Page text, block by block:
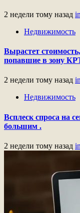
2 недели тому назад
Недвижимость
Вырастет
попавшие в зону
2 недели тому назад
Недвижимость
Всплеск спроса на
большим .
2 недели тому назад